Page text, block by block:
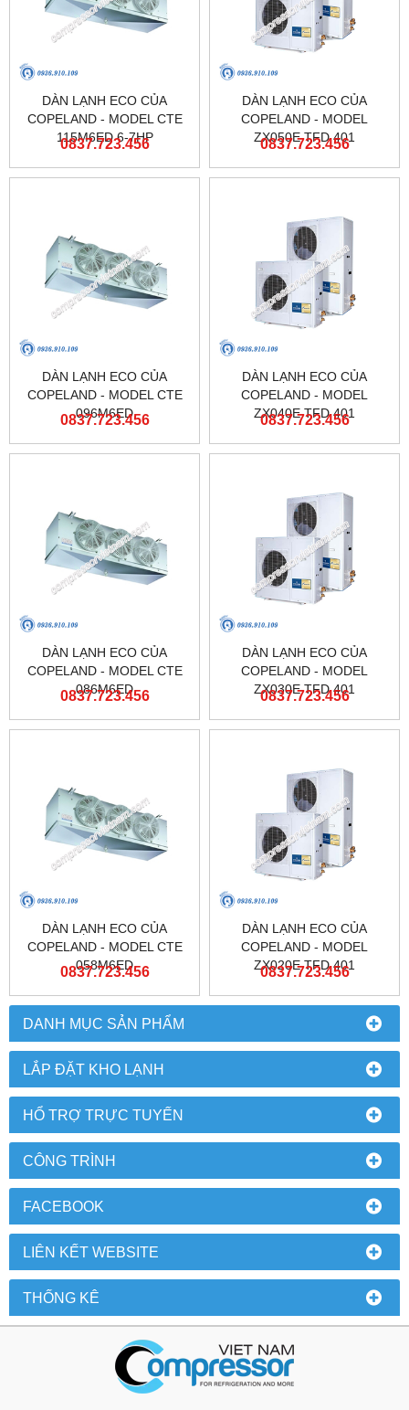
DANH MỤC SẢN PHẨM
LẮP ĐẶT KHO LẠNH
HỔ TRỢ TRỰC TUYẾN
CÔNG TRÌNH
FACEBOOK
LIÊN KẾT WEBSITE
THỐNG KÊ
DÀN LẠNH ECO CỦA
COPELAND - MODEL CTE
115M6ED 6-7HP
0837.723.456
DÀN LẠNH ECO CỦA
COPELAND - MODEL
ZX050E TFD 401
0837.723.456
DÀN LẠNH ECO CỦA
COPELAND - MODEL CTE
096M6ED
0837.723.456
DÀN LẠNH ECO CỦA
COPELAND - MODEL
ZX040E TFD 401
0837.723.456
DÀN LẠNH ECO CỦA
COPELAND - MODEL CTE
086M6ED
0837.723.456
DÀN LẠNH ECO CỦA
COPELAND - MODEL
ZX030E TFD 401
0837.723.456
DÀN LẠNH ECO CỦA
COPELAND - MODEL CTE
058M6ED
0837.723.456
DÀN LẠNH ECO CỦA
COPELAND - MODEL
ZX020E TFD 401
0837.723.456